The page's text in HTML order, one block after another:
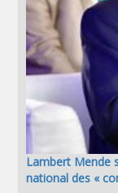
Lambert Mende
national des «